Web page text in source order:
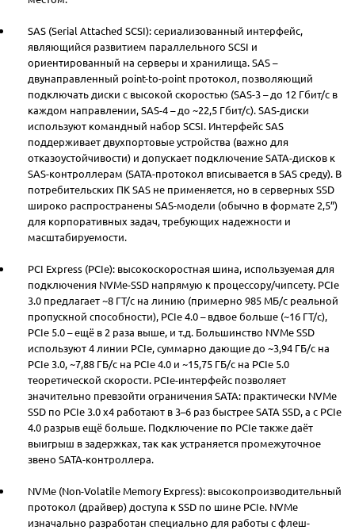
SAS (Serial Attached SCSI): сериализованный интерфейс,
являющийся развитием параллельного SCSI и
ориентированный на серверы и хранилища. SAS –
двунаправленный point-to-point протокол, позволяющий
подключать диски с высокой скоростью (SAS-3 – до 12 Гбит/с в
каждом направлении, SAS-4 – до ~22,5 Гбит/с). SAS-диски
используют командный набор SCSI. Интерфейс SAS
поддерживает двухпортовые устройства (важно для
отказоустойчивости) и допускает подключение SATA-дисков к
SAS-контроллерам (SATA-протокол вписывается в SAS среду). В
потребительских ПК SAS не применяется, но в серверных SSD
широко распространены SAS-модели (обычно в формате 2,5”)
для корпоративных задач, требующих надежности и
масштабируемости.
PCI Express (PCIe): высокоскоростная шина, используемая для
подключения NVMe-SSD напрямую к процессору/чипсету. PCIe
3.0 предлагает ~8 ГТ/с на линию (примерно 985 МБ/с реальной
пропускной способности), PCIe 4.0 – вдвое больше (~16 ГТ/с),
PCIe 5.0 – ещё в 2 раза выше, и т.д. Большинство NVMe SSD
используют 4 линии PCIe, суммарно дающие до ~3,94 ГБ/с на
PCIe 3.0, ~7,88 ГБ/с на PCIe 4.0 и ~15,75 ГБ/с на PCIe 5.0
теоретической скорости. PCIe-интерфейс позволяет
значительно превзойти ограничения SATA: практически NVMe
SSD по PCIe 3.0 x4 работают в 3–6 раз быстрее SATA SSD, а с PCIe
4.0 разрыв ещё больше. Подключение по PCIe также даёт
выигрыш в задержках, так как устраняется промежуточное
звено SATA-контроллера.
NVMe (Non-Volatile Memory Express): высокопроизводительный
протокол (драйвер) доступа к SSD по шине PCIe. NVMe
изначально разработан специально для работы с флеш-